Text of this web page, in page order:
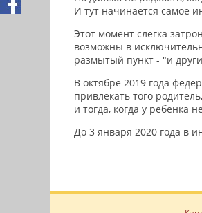
И тут начинается самое
Этот момент слегка
возможны в
размытый пункт - "и
В октябре 2019 года
привлекать того
и тогда, когда у ребёнка
До 3 января 2020 года в